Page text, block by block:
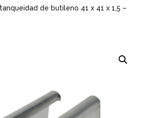
de butileno 41 x 41 x 1,5 –